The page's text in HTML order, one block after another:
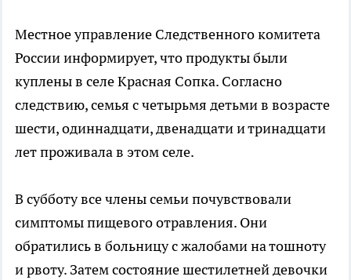
Местное управление Следственного комитета
России информирует, что продукты были
куплены в селе Красная Сопка. Согласно
следствию, семья с четырьмя детьми в возрасте
шести, одиннадцати, двенадцати и тринадцати
лет проживала в этом селе.
В субботу все члены семьи почувствовали
симптомы пищевого отравления. Они
обратились в больницу с жалобами на тошноту
и рвоту. Затем состояние шестилетней девочки